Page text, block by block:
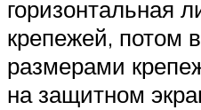
горизонтальная
крепежей, потом
размерами
на защитном